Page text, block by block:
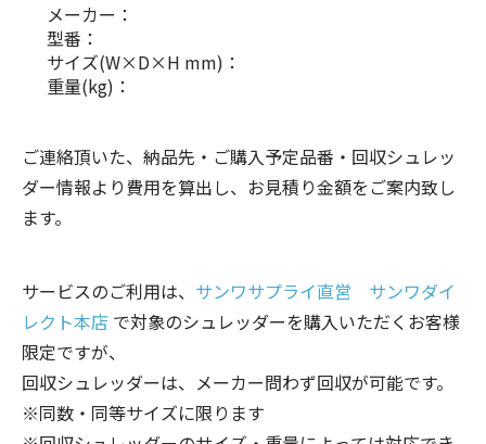
メーカー：
型番：
サイズ(W×D×H mm)：
重量(kg)：
ご連絡頂いた、納品先・ご購入予定品番・回収シュレッ
ダー情報より費用を算出し、お見積り金額をご案内致し
ます。
サービスのご利用は、 サンワサプライ直営 サンワダイ
レクト本店 で対象のシュレッダーを購入いただくお客様
限定ですが、
回収シュレッダーは、メーカー問わず回収が可能です。
※同数・同等サイズに限ります